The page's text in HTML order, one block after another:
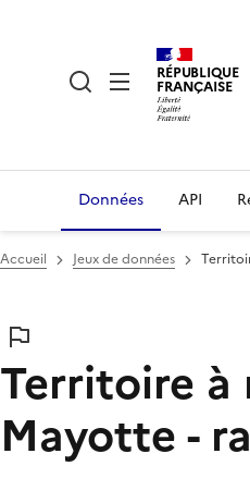
RÉPUBLIQUE
FRANÇAISE
Données API
Accueil Jeux de données
Territoire à
Mayotte -